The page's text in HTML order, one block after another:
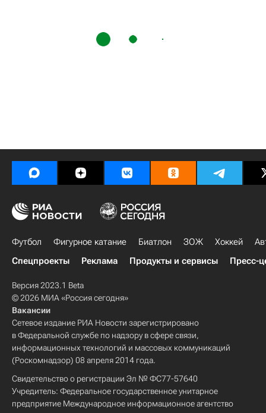
Футбол Фигурное катание Биатлон ЗОЖ Хоккей
Спецпроекты
Реклама Продукты и сервисы Пресс-
Версия 2023.1 Beta
© 2026 МИА «Россия сегодня»
Вакансии
Сетевое издание РИА Новости зарегистрировано
в Федеральной службе по надзору в сфере связи,
информационных технологий и массовых коммуникаций
(Роскомнадзор) 08 апреля 2014 года.
Свидетельство о регистрации Эл № ФС77-57640
Учредитель: Федеральное государственное унитарное
предприятие Международное информационное агентство